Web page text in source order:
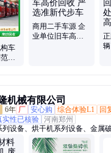
车
围
商用二手车源 企
业单位旧车高价
机械有限公司
6年 厂 安心购 综合体验L1
回
实性已核验 河南郑州
列设备、烘干机系列设备、金属
粉碎机、砂石线系列设备、铜米